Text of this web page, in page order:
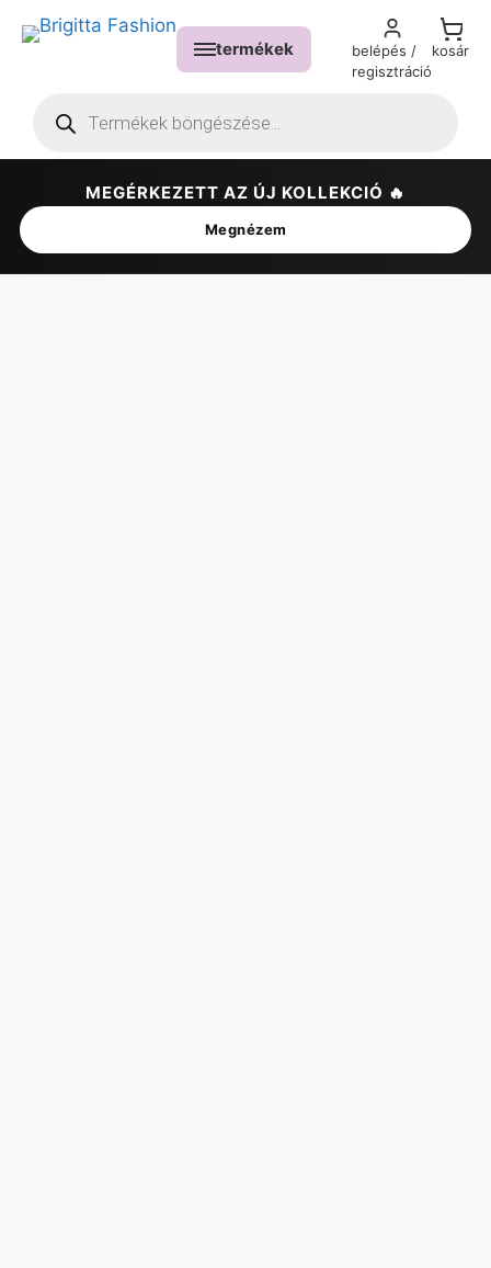
termékek
belépés /
regisztráció
kosár
MEGÉRKEZETT AZ ÚJ KOLLEKCIÓ 🔥
Megnézem